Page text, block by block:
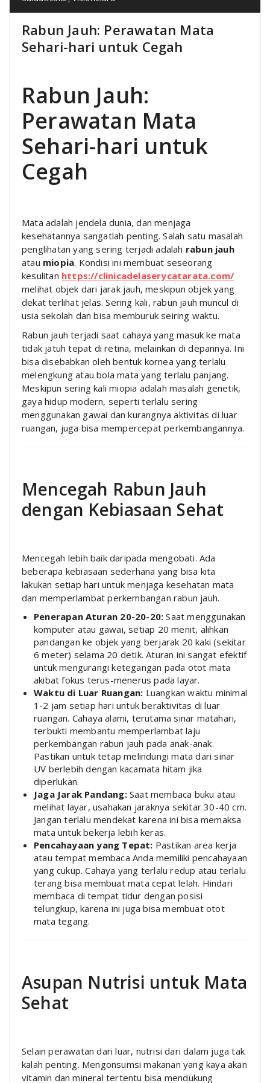
Rabun Jauh: Perawatan Mata
Sehari-hari untuk Cegah
Rabun Jauh:
Perawatan Mata
Sehari-hari untuk
Cegah
Mata adalah jendela dunia, dan menjaga
kesehatannya sangatlah penting. Salah satu masalah
penglihatan yang sering terjadi adalah rabun jauh
atau miopia. Kondisi ini membuat seseorang
kesulitan https://clinicadelaserycatarata.com/
melihat objek dari jarak jauh, meskipun objek yang
dekat terlihat jelas. Sering kali, rabun jauh muncul di
usia sekolah dan bisa memburuk seiring waktu.
Rabun jauh terjadi saat cahaya yang masuk ke mata
tidak jatuh tepat di retina, melainkan di depannya. Ini
bisa disebabkan oleh bentuk kornea yang terlalu
melengkung atau bola mata yang terlalu panjang.
Meskipun sering kali miopia adalah masalah genetik,
gaya hidup modern, seperti terlalu sering
menggunakan gawai dan kurangnya aktivitas di luar
ruangan, juga bisa mempercepat perkembangannya.
Mencegah Rabun Jauh
dengan Kebiasaan Sehat
Mencegah lebih baik daripada mengobati. Ada
beberapa kebiasaan sederhana yang bisa kita
lakukan setiap hari untuk menjaga kesehatan mata
dan memperlambat perkembangan rabun jauh.
Penerapan Aturan 20-20-20: Saat menggunakan
komputer atau gawai, setiap 20 menit, alihkan
pandangan ke objek yang berjarak 20 kaki (sekitar
6 meter) selama 20 detik. Aturan ini sangat efektif
untuk mengurangi ketegangan pada otot mata
akibat fokus terus-menerus pada layar.
Waktu di Luar Ruangan: Luangkan waktu minimal
1-2 jam setiap hari untuk beraktivitas di luar
ruangan. Cahaya alami, terutama sinar matahari,
terbukti membantu memperlambat laju
perkembangan rabun jauh pada anak-anak.
Pastikan untuk tetap melindungi mata dari sinar
UV berlebih dengan kacamata hitam jika
diperlukan.
Jaga Jarak Pandang:Saat membaca buku atau
melihat layar, usahakan jaraknya sekitar 30-40 cm.
Jangan terlalu mendekat karena ini bisa memaksa
mata untuk bekerja lebih keras.
Pencahayaan yang Tepat: Pastikan area kerja
atau tempat membaca Anda memiliki pencahayaan
yang cukup. Cahaya yang terlalu redup atau terlalu
terang bisa membuat mata cepat lelah. Hindari
membaca di tempat tidur dengan posisi
telungkup, karena ini juga bisa membuat otot
mata tegang.
Asupan Nutrisi untuk Mata
Sehat
Selain perawatan dari luar, nutrisi dari dalam juga tak
kalah penting. Mengonsumsi makanan yang kaya akan
vitamin dan mineral tertentu bisa mendukung